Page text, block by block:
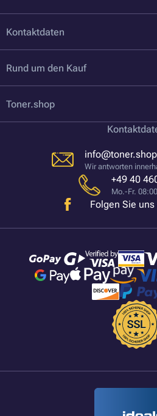
Kontaktdaten
Rund um den Kauf
Toner.shop
info@toner.shop
Wir antworten
+49 40
Mo.-Fr.
Folgen Sie